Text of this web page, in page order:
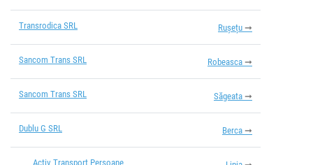
Transrodica SRL Rușețu
Sancom Trans SRL Robeasca
Sancom Trans SRL Săgeata
Dublu G SRL Berca
Activ Transport Persoane